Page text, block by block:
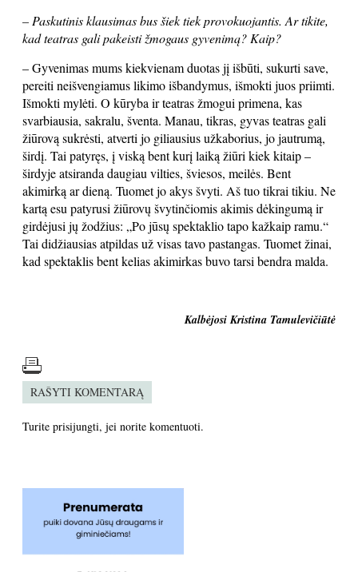
– Paskutinis klausimas bus šiek tiek provokuojantis. Ar tikite,
kad teatras gali pakeisti žmogaus gyvenimą? Kaip?
– Gyvenimas mums kiekvienam duotas jį išbūti, sukurti save,
pereiti neišvengiamus likimo išbandymus, išmokti juos priimti.
Išmokti mylėti. O kūryba ir teatras žmogui primena, kas
svarbiausia, sakralu, šventa. Manau, tikras, gyvas teatras gali
žiūrovą sukrėsti, atverti jo giliausius užkaborius, jo jautrumą,
širdį. Tai patyręs, į viską bent kurį laiką žiūri kiek kitaip –
širdyje atsiranda daugiau vilties, šviesos, meilės. Bent
akimirką ar dieną. Tuomet jo akys švyti. Aš tuo tikrai tikiu. Ne
kartą esu patyrusi žiūrovų švytinčiomis akimis dėkingumą ir
girdėjusi jų žodžius: „Po jūsų spektaklio tapo kažkaip ramu.“
Tai didžiausias atpildas už visas tavo pastangas. Tuomet žinai,
kad spektaklis bent kelias akimirkas buvo tarsi bendra malda.
Kalbėjosi Kristina Tamulevičiūtė
RAŠYTI KOMENTARĄ
Turite prisijungti, jei norite komentuoti.